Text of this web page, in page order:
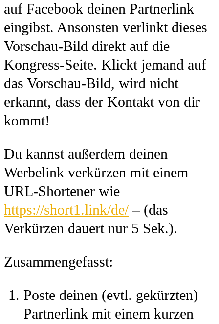
auf Facebook deinen Partnerlink
eingibst. Ansonsten verlinkt dieses
Vorschau-Bild direkt auf die
Kongress-Seite. Klickt jemand auf
das Vorschau-Bild, wird nicht
erkannt, dass der Kontakt von dir
kommt!
Du kannst außerdem deinen
Werbelink verkürzen mit einem
URL-Shortener wie
https://short1.link/de/– (das
Verkürzen dauert nur 5 Sek.).
Zusammengefasst:
Poste deinen (evtl. gekürzten)
Partnerlink mit einem kurzen